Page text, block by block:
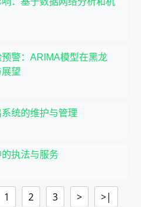
警：ARIMA模型在黑龙
望
统的维护与管理
执法与服务
1 2 3 > >|